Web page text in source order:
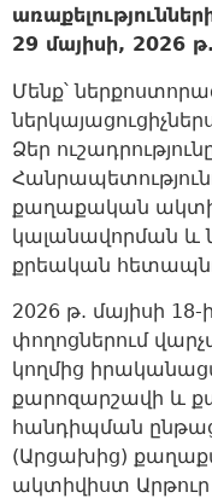
29 մայիսի, 2026 թ.
Մենք՝
Ձեր
քաղաքական
կալանավորման և
քրեական
2026 թ. մայիսի
փողոցներում
կողմից
քարոզարշավի և
հանդիպման
(Արցախից)
ակտիվիստ